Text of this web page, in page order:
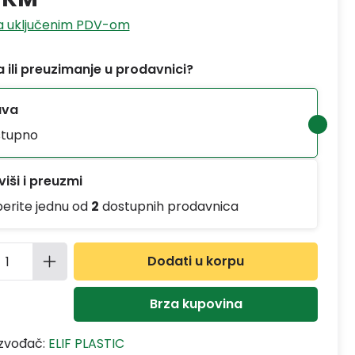
uključenim PDV-om
ili preuzimanje u prodavnici?
i preuzmi
jednu od 2 dostupnih prodavnica
proizvoda: Unesite željenu
Dodati u korpu
Brza kupovina
ELIF PLASTIC